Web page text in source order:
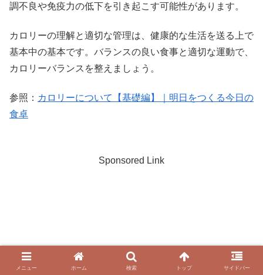
調不良や免疫力の低下を引き起こす可能性があります。
カロリーの理解と適切な管理は、健康的な生活を送る上で
基本中の基本です。バランスの良い食事と適切な運動で、
カロリーバランスを整えましょう。
参照： カロリーについて【基礎編】｜明日をつくる今日の
食卓
Sponsored Link
メニュー ホーム 検索 トップ サイドバー